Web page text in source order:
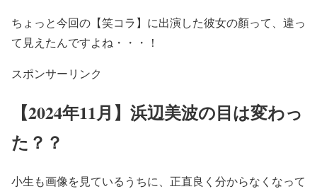
ちょっと今回の 【笑コラ】に出演した彼女の顏って、 違っ
て見えたんですよね・・・！
スポンサーリンク
【2024年11月】浜辺美波の目は変わっ
た？？
小生も画像を見ているうちに、 正直良く分からなくなって